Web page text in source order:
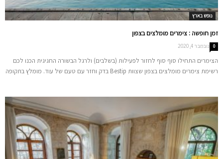
נופש בארץ
זמן חופשה : צימרים מומלצים בצפון
נובמבר 4, 2020 0
הצימרים התחילו סוף סוף לחזור לפעילות (בשלבים) ולרגל הבשורה החגיגית הכנו לכם
רשימת צימרים מומלצים בצפון שצוות Bestip בדק וחזר עם טעם של עוד. מומלץ בתקופה